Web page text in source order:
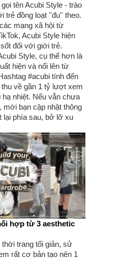
tên Acubi Style - trào
trẻ đồng loạt ''đu'' theo.
mạng xã hội từ
Acubi Style hiện
đối với giới trẻ.
Style, cụ thể hơn là
hiện và nổi lên từ
#acubi tính đến
về gần 1 tỷ lượt xem
nhiệt. Nếu vẫn chưa
mời bạn cập nhật thông
lại phía sau, bở lỡ xu
hợp từ 3 aesthetic
trang tối giản, sử
rất cơ bản tạo nên 1